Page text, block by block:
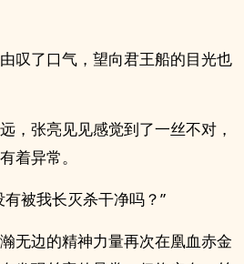
叹了口气，望向君王船的目光也
，张亮见见感觉到了一丝不对，
着异常。
被我长灭杀干净吗？”
无边的精神力量再次在凰血赤金